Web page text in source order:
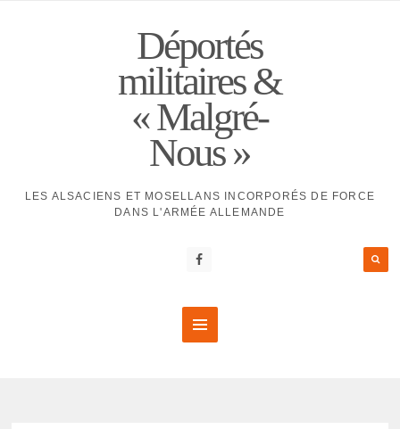
Déportés
militaires &
« Malgré-
Nous »
LES ALSACIENS ET MOSELLANS INCORPORÉS DE FORCE
DANS L'ARMÉE ALLEMANDE